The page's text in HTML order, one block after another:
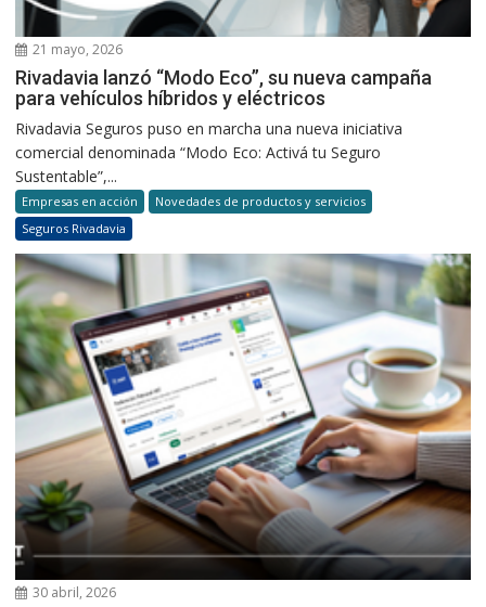
21 mayo, 2026
Rivadavia lanzó “Modo Eco”, su nueva campaña
para vehículos híbridos y eléctricos
Rivadavia Seguros puso en marcha una nueva iniciativa
comercial denominada “Modo Eco: Activá tu Seguro
Sustentable”,...
Empresas en acción
Novedades de productos y servicios
Seguros Rivadavia
30 abril, 2026